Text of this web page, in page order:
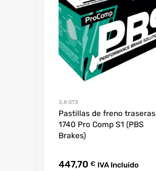
3.8 GT3
Pastillas de freno traseras
1740 Pro Comp S1 (PBS
Brakes)
447,70 € IVA Incluido